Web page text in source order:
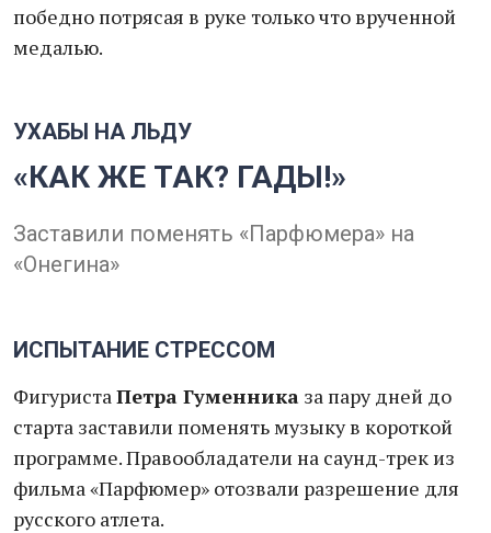
победно потрясая в руке только что врученной
медалью.
УХАБЫ НА ЛЬДУ
«КАК ЖЕ ТАК? ГАДЫ!»
Заставили поменять «Парфюмера» на
«Онегина»
ИСПЫТАНИЕ СТРЕССОМ
ФигуристаПетра Гуменника за пару дней до
старта заставили поменять музыку в короткой
программе. Правообладатели на саунд-трек из
фильма «Парфюмер» отозвали разрешение для
русского атлета.